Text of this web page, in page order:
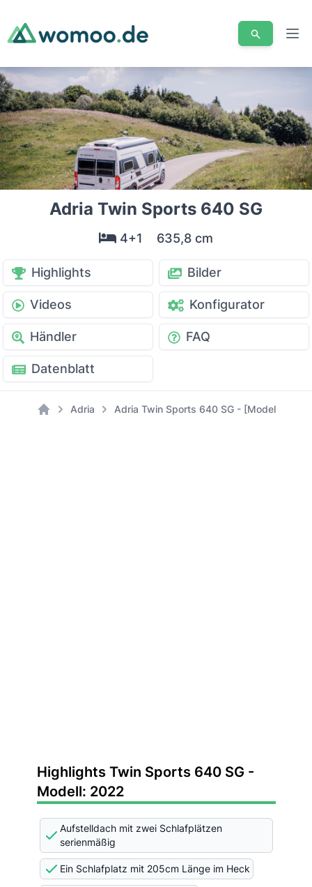
Adria Twin Sports 640 SG
4+1 635,8 cm
Highlights Bilder
Videos Konfigurator
Händler FAQ
Datenblatt
Adria Adria Twin Sports 640 SG - [Modell: 2022]
Highlights Twin Sports 640 SG -
Modell: 2022
Aufstelldach mit zwei Schlafplätzen
serienmäßig
Ein Schlafplatz mit 205cm Länge im Heck